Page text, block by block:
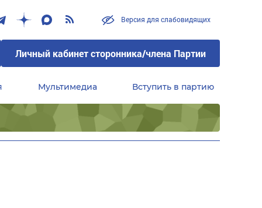
Версия для слабовидящих
Личный кабинет сторонника/члена Партии
Мультимедиа Вступить в партию